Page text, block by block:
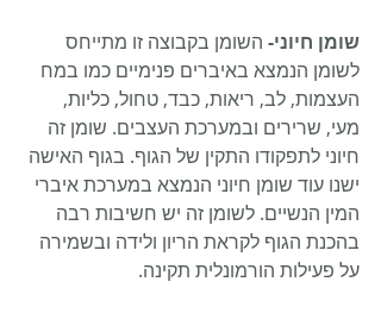
שומן חיוני- השומן בקבוצה זו מתייחס
לשומן הנמצא באיברים פנימיים כמו במח
העצמות, לב, ריאות, כבד, טחול, כליות,
מעי, שרירים ובמערכת העצבים. שומן זה
חיוני לתפקודו התקין של הגוף. בגוף האישה
ישנו עוד שומן חיוני הנמצא במערכת איברי
המין הנשיים. לשומן זה יש חשיבות רבה
בהכנת הגוף לקראת הריון ולידה ובשמירה
על פעילות הורמונלית תקינה.